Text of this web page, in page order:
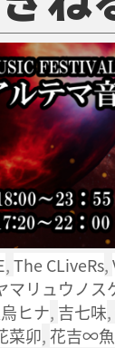
,The CLiveRs,
マリュウノス
ヒナ, 吉七味,
菜卯,花吉∞魚